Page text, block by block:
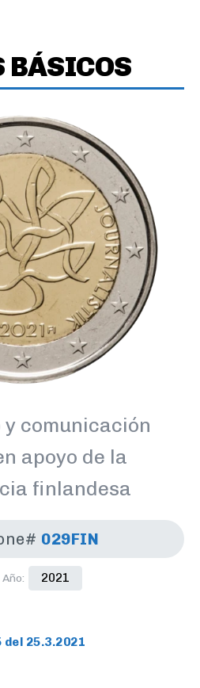
BÁSICOS
comunicación
apoyo de la
finlandesa
029FIN
Año: 2021
25.3.2021